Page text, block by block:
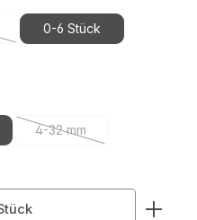
verfügbar.)
Option ist zurzeit nicht verfügbar.)
0-6 Stück
verfügbar.)
verfügbar.)
4-32 mm
(Diese Option ist zurzeit
verfügbar.)
gewünschten Wert